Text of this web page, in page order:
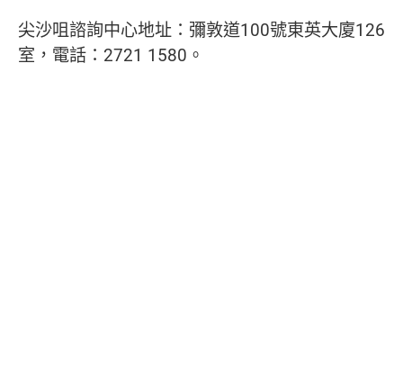
尖沙咀諮詢中心地址：彌敦道100號東英大廈126
室，電話：2721 1580。